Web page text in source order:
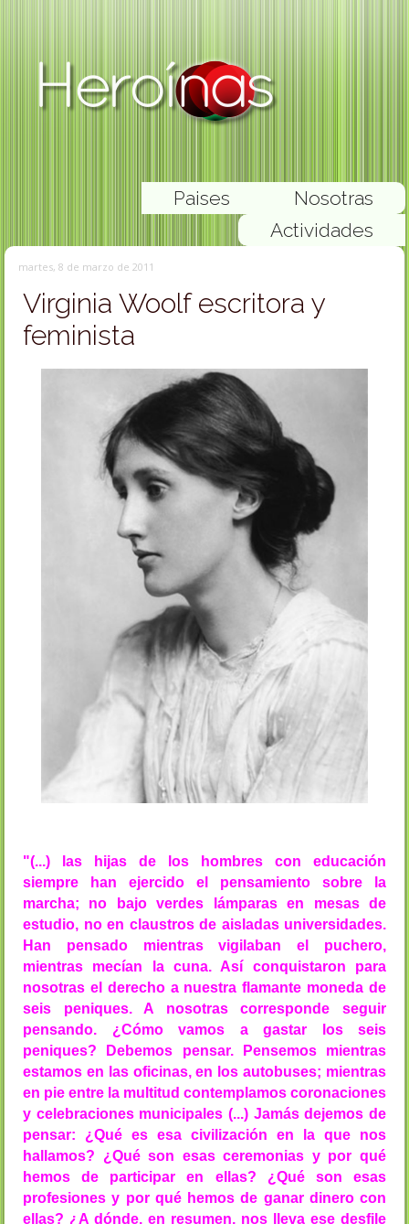
Nosotras
Paises
Actividades
martes, 8 de marzo de 2011
Virginia Woolf escritora y
feminista
"(...) las hijas de los hombres con educación
siempre han ejercido el pensamiento sobre la
marcha; no bajo verdes lámparas en mesas de
estudio, no en claustros de aisladas universidades.
Han pensado mientras vigilaban el puchero,
mientras mecían la cuna. Así conquistaron para
nosotras el derecho a nuestra flamante moneda de
seis peniques. A nosotras corresponde seguir
pensando. ¿Cómo vamos a gastar los seis
peniques? Debemos pensar. Pensemos mientras
estamos en las oficinas, en los autobuses; mientras
en pie entre la multitud contemplamos coronaciones
y celebraciones municipales (...) Jamás dejemos de
pensar: ¿Qué es esa civilización en la que nos
hallamos? ¿Qué son esas ceremonias y por qué
hemos de participar en ellas? ¿Qué son esas
profesiones y por qué hemos de ganar dinero con
ellas? ¿A dónde, en resumen, nos lleva ese desfile